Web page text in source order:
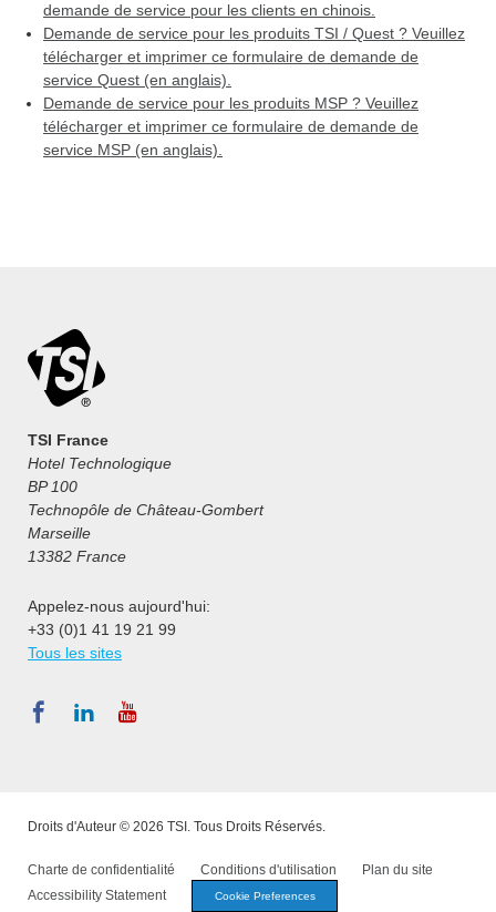
demande de service pour les clients en chinois.
Demande de service pour les produits TSI / Quest ? Veuillez
télécharger et imprimer ce formulaire de demande de
service Quest (en anglais).
Demande de service pour les produits MSP ? Veuillez
télécharger et imprimer ce formulaire de demande de
service MSP (en anglais).
TSI France
Hotel Technologique
BP 100
Technopôle de Château-Gombert
Marseille
13382 France
Appelez-nous aujourd'hui:
+33 (0)1 41 19 21 99
Tous les sites
Droits d'Auteur © 2026 TSI. Tous Droits Réservés.
Charte de confidentialité Conditions d'utilisation
Plan du site
Accessibility Statement
Cookie Preferences